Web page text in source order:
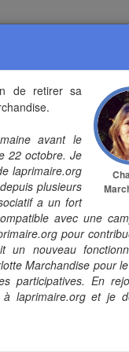
LA
sur
Priorité 2
alimentaire
de retirer sa
avant le
22 octobre. Je
laprimaire.org
plusieurs
a un fort
avec une
pour
un nouveau
Marchandise pour
participatives. En
à laprimaire.org et je